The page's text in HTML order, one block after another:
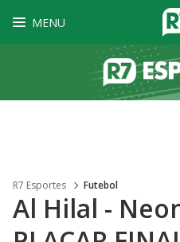
MENU
R7 Esportes Futebol
Al Hilal -